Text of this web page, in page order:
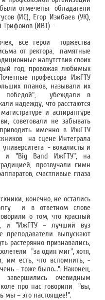
отмечены обладатели
(ИС), Егор Изибаев (УК),
Трифонов (ИВТ) -
все герои торжества
от ректора, памятные
напутствия своих
год, провожая любимых
профессора ИжГТУ
планов, называли их
победой", убеждали в
надежду, что расстаются
и аспирантуре
советовали не забывать
именно в ИжГТУ
на сцене Интеграла
- вокалисты и
и "Big Band ИжГТУ", на
прозвучали гимн
счастливые глаза
конечно, не остались
и в ответном слове
о том, что красный
и "ИжГТУ – лучший вуз
выпускают
растерянно признавались,
"за один миг", хотя,
им есть, что вспомнить, -
- тоже было…". Наконец,
завершились очевидным
про нас говорили "вы,
мы – это настоящее!".